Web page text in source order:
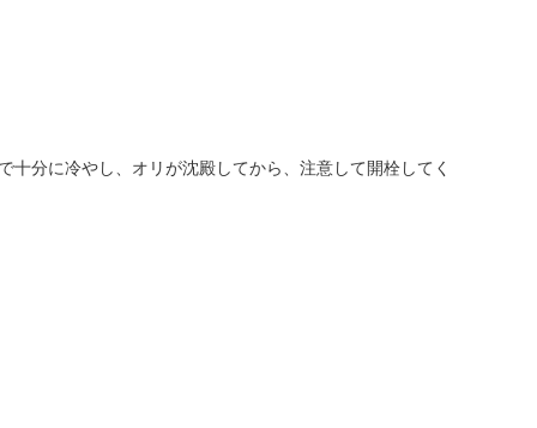
分に冷やし、オリが沈殿してから、注意して開栓してく